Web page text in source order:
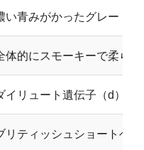
い青みがかったグレー（
体的にスモーキーで柔ら
イリュート遺伝子（d）が
リティッシュショートヘ